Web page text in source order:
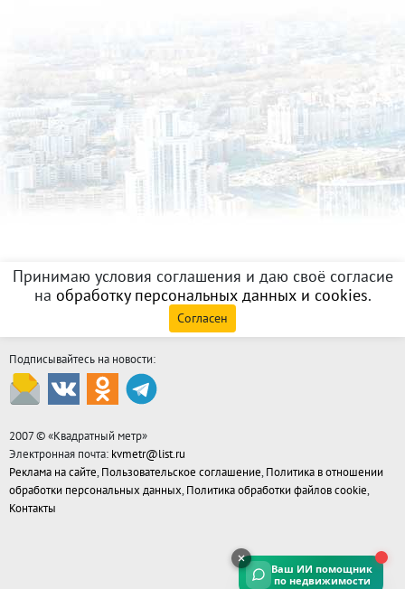
Принимаю условия соглашения и даю своё согласие
на обработку персональных данных и cookies.
Согласен
Подписывайтесь на новости:
2007 © «Квадратный метр»
Электронная почта: kvmetr@list.ru
Реклама на сайте, Пользовательское соглашение, Политика в отношении
обработки персональных данных, Политика обработки файлов cookie,
Контакты
Ваш ИИ помощник
по недвижимости